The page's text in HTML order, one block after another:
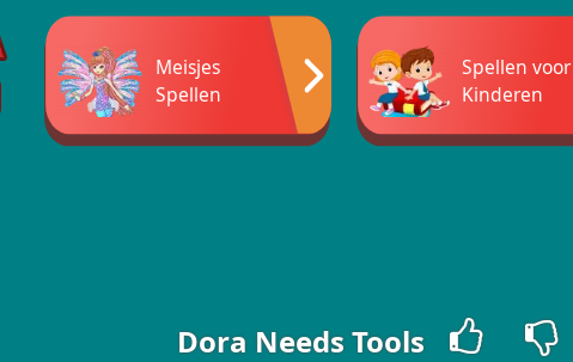
Meisjes
Spellen
Spellen voor
Kinderen
Dora Needs Tools